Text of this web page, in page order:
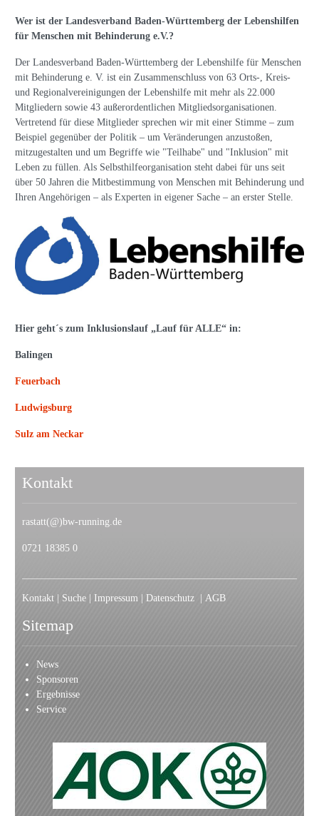
Wer ist der Landesverband Baden-Württemberg der Lebenshilfen
für Menschen mit Behinderung e.V.?
Der Landesverband Baden-Württemberg der Lebenshilfe für Menschen
mit Behinderung e. V. ist ein Zusammenschluss von 63 Orts-, Kreis-
und Regionalvereinigungen der Lebenshilfe mit mehr als 22.000
Mitgliedern sowie 43 außerordentlichen Mitgliedsorganisationen.
Vertretend für diese Mitglieder sprechen wir mit einer Stimme – zum
Beispiel gegenüber der Politik – um Veränderungen anzustoßen,
mitzugestalten und um Begriffe wie "Teilhabe" und "Inklusion" mit
Leben zu füllen. Als Selbsthilfeorganisation steht dabei für uns seit
über 50 Jahren die Mitbestimmung von Menschen mit Behinderung und
Ihren Angehörigen – als Experten in eigener Sache – an erster Stelle.
Hier geht´s zum Inklusionslauf „Lauf für ALLE“ in:
Balingen
Feuerbach
Ludwigsburg
Sulz am Neckar
Kontakt
rastatt(@)bw-running.de
0721 18385 0
Kontakt Suche Impressum Datenschutz AGB
Sitemap
News
Sponsoren
Ergebnisse
Service